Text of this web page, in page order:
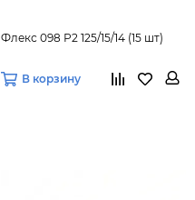
Флекс 098 Р2 125/15/14 (15 шт)
В корзину